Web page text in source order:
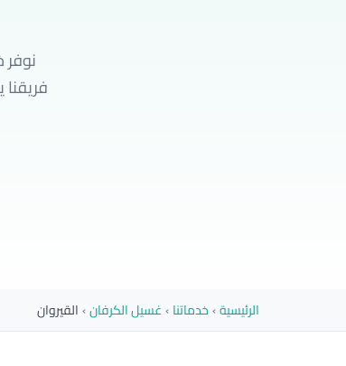
الرئيسية›خدماتنا›غسيل الكرفان›القيروان